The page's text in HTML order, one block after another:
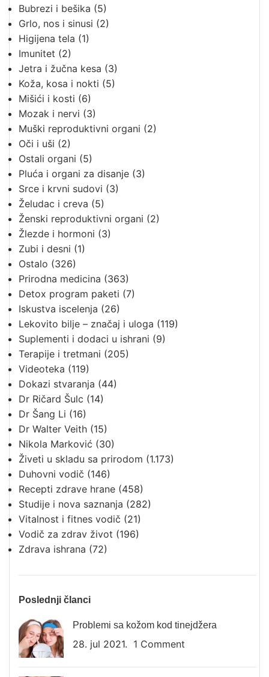
Bubrezi i bešika (5)
Grlo, nos i sinusi (2)
Higijena tela (1)
Imunitet (2)
Jetra i žučna kesa (3)
Koža, kosa i nokti (5)
Mišići i kosti (6)
Mozak i nervi (3)
Muški reproduktivni organi (2)
Oči i uši (2)
Ostali organi (5)
Pluća i organi za disanje (3)
Srce i krvni sudovi (3)
Želudac i creva (5)
Ženski reproduktivni organi (2)
Žlezde i hormoni (3)
Zubi i desni (1)
Ostalo (326)
Prirodna medicina (363)
Detox program paketi (7)
Iskustva iscelenja (26)
Lekovito bilje – značaj i uloga (119)
Suplementi i dodaci u ishrani (9)
Terapije i tretmani (205)
Videoteka (119)
Dokazi stvaranja (44)
Dr Ričard Šulc (14)
Dr Šang Li (16)
Dr Walter Veith (15)
Nikola Marković (30)
Živeti u skladu sa prirodom (1.173)
Duhovni vodič (146)
Recepti zdrave hrane (458)
Studije i nova saznanja (282)
Vitalnost i fitnes vodič (21)
Vodič za zdrav život (196)
Zdrava ishrana (72)
Poslednji članci
Problemi sa kožom kod tinejdžera
28. jul 2021. 1 Comment